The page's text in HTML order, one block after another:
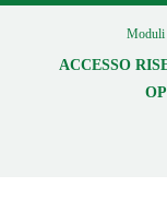
Moduli
ACCESSO